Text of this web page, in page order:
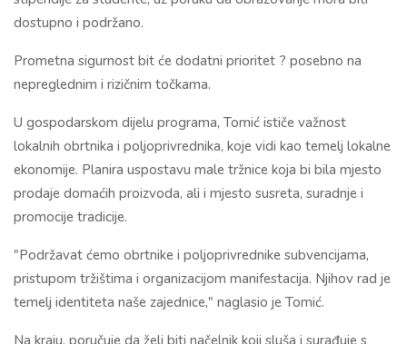
dostupno i podržano.
Prometna sigurnost bit će dodatni prioritet ? posebno na
nepreglednim i rizičnim točkama.
U gospodarskom dijelu programa, Tomić ističe važnost
lokalnih obrtnika i poljoprivrednika, koje vidi kao temelj lokalne
ekonomije. Planira uspostavu male tržnice koja bi bila mjesto
prodaje domaćih proizvoda, ali i mjesto susreta, suradnje i
promocije tradicije.
"Podržavat ćemo obrtnike i poljoprivrednike subvencijama,
pristupom tržištima i organizacijom manifestacija. Njihov rad je
temelj identiteta naše zajednice," naglasio je Tomić.